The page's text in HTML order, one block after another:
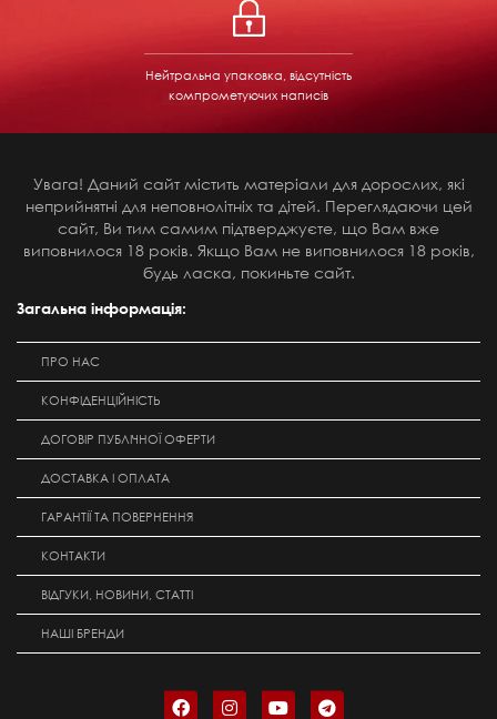
Нейтральна упаковка, відсутність
компрометуючих написів
Увага! Даний сайт містить матеріали для дорослих, які
неприйнятні для неповнолітніх та дітей. Переглядаючи цей
сайт, Ви тим самим підтверджуєте, що Вам вже
виповнилося 18 років. Якщо Вам не виповнилося 18 років,
будь ласка, покиньте сайт.
Загальна інформація:
ПРО НАС
КОНФІДЕНЦІЙНІСТЬ
ДОГОВІР ПУБЛІЧНОЇ ОФЕРТИ
ДОСТАВКА І ОПЛАТА
ГАРАНТІЇ ТА ПОВЕРНЕННЯ
КОНТАКТИ
ВІДГУКИ, НОВИНИ, СТАТТІ
НАШІ БРЕНДИ